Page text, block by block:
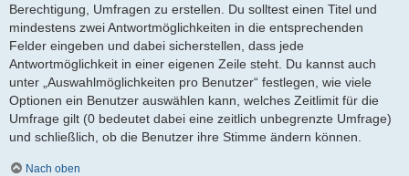
Berechtigung, Umfragen zu erstellen. Du solltest einen Titel und
mindestens zwei Antwortmöglichkeiten in die entsprechenden
Felder eingeben und dabei sicherstellen, dass jede
Antwortmöglichkeit in einer eigenen Zeile steht. Du kannst auch
unter „Auswahlmöglichkeiten pro Benutzer“ festlegen, wie viele
Optionen ein Benutzer auswählen kann, welches Zeitlimit für die
Umfrage gilt (0 bedeutet dabei eine zeitlich unbegrenzte Umfrage)
und schließlich, ob die Benutzer ihre Stimme ändern können.
Nach oben